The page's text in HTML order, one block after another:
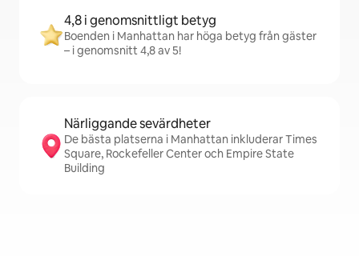
4,8 i genomsnittligt betyg
Boenden i Manhattan har höga betyg från gäster
– i genomsnitt 4,8 av 5!
Närliggande sevärdheter
De bästa platserna i Manhattan inkluderar Times
Square, Rockefeller Center och Empire State
Building